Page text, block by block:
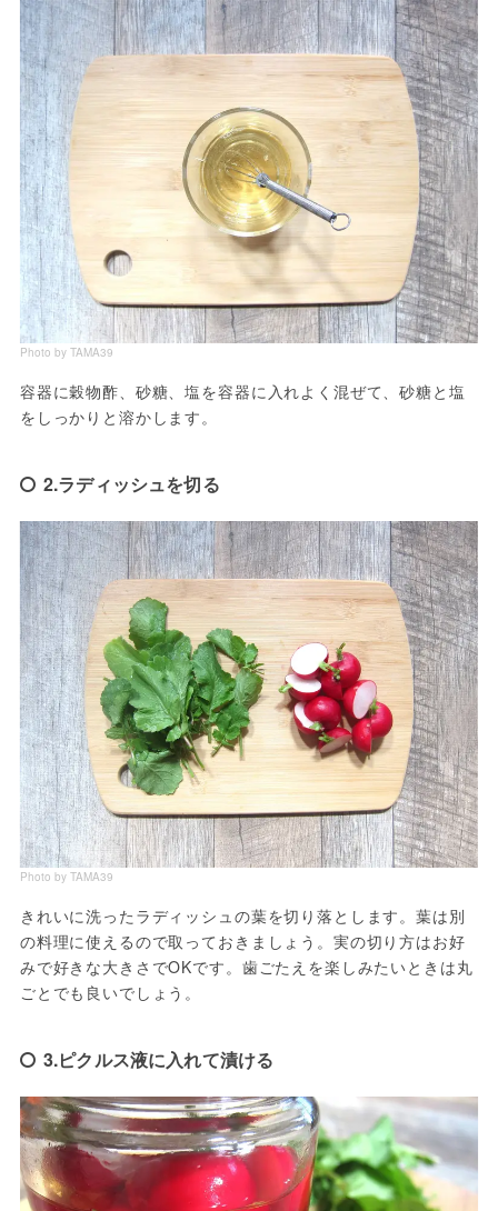
Photo by TAMA39
容器に穀物酢、砂糖、塩を容器に入れよく混ぜて、砂糖と塩
をしっかりと溶かします。
2.ラディッシュを切る
Photo by TAMA39
きれいに洗ったラディッシュの葉を切り落とします。葉は別
の料理に使えるので取っておきましょう。実の切り方はお好
みで好きな大きさでOKです。歯ごたえを楽しみたいときは丸
ごとでも良いでしょう。
3.ピクルス液に入れて漬ける